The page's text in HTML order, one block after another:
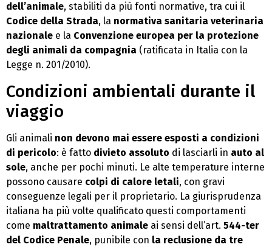
dell’animale, stabiliti da più fonti normative, tra cui il
Codice della Strada, la normativa sanitaria veterinaria
nazionale e la Convenzione europea per la protezione
degli animali da compagnia (ratificata in Italia con la
Legge n. 201/2010).
Condizioni ambientali durante il
viaggio
Gli animali non devono mai essere esposti a condizioni
di pericolo: è fatto divieto assoluto di lasciarli in auto al
sole, anche per pochi minuti. Le alte temperature interne
possono causare colpi di calore letali, con gravi
conseguenze legali per il proprietario. La giurisprudenza
italiana ha più volte qualificato questi comportamenti
come maltrattamento animale ai sensi dell’art. 544-ter
del Codice Penale, punibile con la reclusione da tre